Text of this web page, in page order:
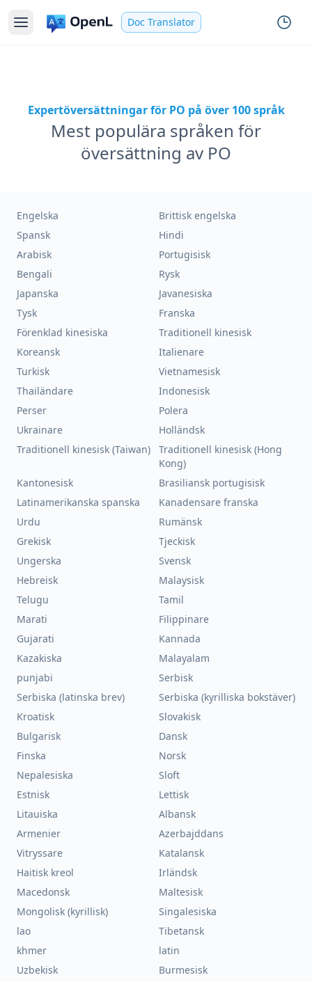
Doc Translator
Expertöversättningar för PO på över 100 språk
Mest populära språken för
översättning av PO
Engelska
Brittisk engelska
Spansk
Hindi
Arabisk
Portugisisk
Bengali
Rysk
Japanska
Javanesiska
Tysk
Franska
Förenklad kinesiska
Traditionell kinesisk
Koreansk
Italienare
Turkisk
Vietnamesisk
Thailändare
Indonesisk
Perser
Polera
Ukrainare
Holländsk
Traditionell kinesisk (Taiwan)
Traditionell kinesisk (Hong
Kong)
Kantonesisk
Brasiliansk portugisisk
Latinamerikanska spanska
Kanadensare franska
Urdu
Rumänsk
Grekisk
Tjeckisk
Ungerska
Svensk
Hebreisk
Malaysisk
Telugu
Tamil
Marati
Filippinare
Gujarati
Kannada
Kazakiska
Malayalam
punjabi
Serbisk
Serbiska (latinska brev)
Serbiska (kyrilliska bokstäver)
Kroatisk
Slovakisk
Bulgarisk
Dansk
Finska
Norsk
Nepalesiska
Sloft
Estnisk
Lettisk
Litauiska
Albansk
Armenier
Azerbajddans
Vitryssare
Katalansk
Haitisk kreol
Irländsk
Macedonsk
Maltesisk
Mongolisk (kyrillisk)
Singalesiska
lao
Tibetansk
khmer
latin
Uzbekisk
Burmesisk